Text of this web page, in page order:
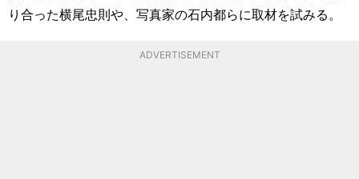
り合った横尾忠則や、写真家の石内都らに取材を試みる。
ADVERTISEMENT